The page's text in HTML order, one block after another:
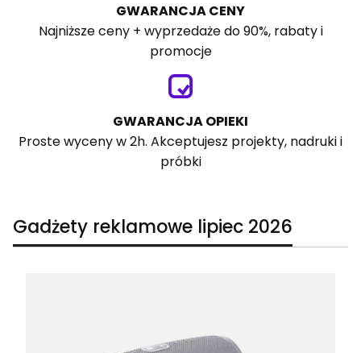
GWARANCJA CENY
Najniższe ceny + wyprzedaże do 90%, rabaty i
promocje
GWARANCJA OPIEKI
Proste wyceny w 2h. Akceptujesz projekty, nadruki i
próbki
Gadżety reklamowe lipiec 2026